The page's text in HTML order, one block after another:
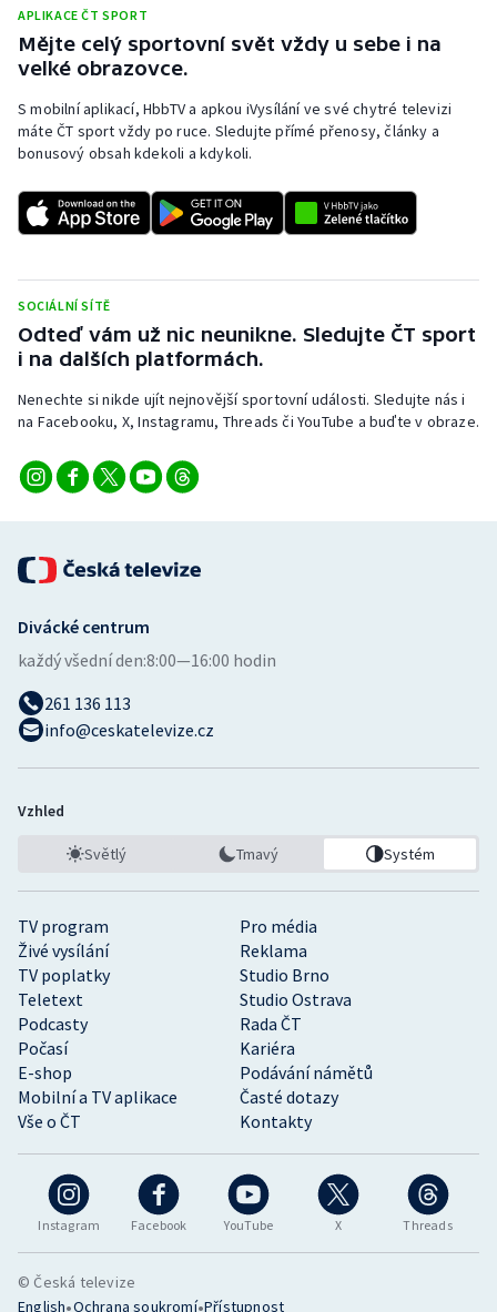
Volejbal
Ostatní
APLIKACE ČT SPORT
Mějte celý sportovní svět vždy u sebe i na
velké obrazovce.
S mobilní aplikací, HbbTV a apkou iVysílání ve své chytré televizi
máte ČT sport vždy po ruce. Sledujte přímé přenosy, články a
bonusový obsah kdekoli a kdykoli.
SOCIÁLNÍ SÍTĚ
Odteď vám už nic neunikne. Sledujte ČT sport
i na dalších platformách.
Nenechte si nikde ujít nejnovější sportovní události. Sledujte nás i
na Facebooku, X, Instagramu, Threads či YouTube a buďte v obraze.
Instagram Facebook YouTube X Threads
TV program
Pro média
Živé vysílání
Reklama
TV poplatky
Studio Brno
Teletext
Studio Ostrava
Podcasty
Rada ČT
Počasí
Kariéra
E-shop
Podávání námětů
Mobilní a TV aplikace
Časté dotazy
Vše o ČT
Kontakty
Divácké centrum
každý všední den:8:00—16:00 hodin
261 136 113
info@ceskatelevize.cz
Vzhled
Světlý Tmavý Systém
© Česká televize
English•Ochrana soukromí•Přístupnost